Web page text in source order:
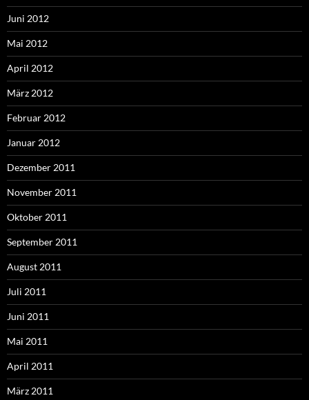
Juni 2012
Mai 2012
April 2012
März 2012
Februar 2012
Januar 2012
Dezember 2011
November 2011
Oktober 2011
September 2011
August 2011
Juli 2011
Juni 2011
Mai 2011
April 2011
März 2011